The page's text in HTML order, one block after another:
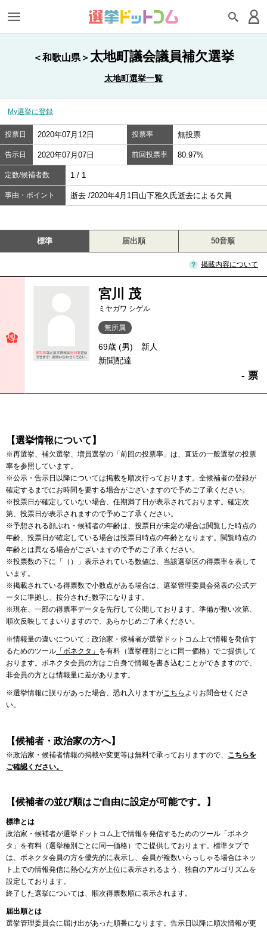
＜和歌山県＞ 太地町議会議員補欠選挙
太地町選挙一覧
My選挙に登録
投票日 2020年07月12日 投票率 無投票
告示日 2020年07月07日 前回投票率 80.97%
定数/候補者数 1 / 1
事由・ポイント 逝去 /2020年4月1日山下雅久氏逝去による欠員
標準 届出順 50音順
掲載内容について
宮川 茂
ミヤガワ シゲル
無所属
69歳 (男)
新人
新聞配達
- 票
【選挙情報について】
※再選挙、補欠選挙、増員選挙の「前回の投票率」は、直近の一般選挙の投票
率を参照しています。
※公示・告示日以降については掲載を順次行っております。全候補者の登録が
確定するまでにお時間を要する場合がございますので予めご了承ください。
※投票日が確定していない場合、任期満了日が表示されております。確定次
第、投票日が表示されますので予めご了承ください。
※予想される顔ぶれ・候補者の年齢は、投票日が未定の場合は閲覧した時点の
年齢、投票日が確定している場合は投票日時点の年齢となります。閲覧時点の
年齢とは異なる場合がございますので予めご了承ください。
※投票数の下に「（）」表示されている数値は、当該選挙区の得票率を表して
います。
※掲載されている得票数で小数点がある場合は、選挙管理委員会発表の公式デ
ータに準拠し、按分された数字になります。
※現在、一部の得票率データを先行して公開しております。準備が整い次第、
順次反映してまいりますので、あらかじめご了承ください。
※情報量の違いについて：政治家・候補者が選挙ドットコム上で情報を発信す
るためのツール 「ボネクタ」 を有料（選挙種別ごとに同一価格）でご提供して
おります。ボネクタ会員の方はご自身で情報を書き込むことができますので、
非会員の方とは情報量に差があります。
※選挙情報に誤りがあった場合、恐れ入りますがこちら よりお問合せくださ
い。
【候補者・政治家の方へ】
※政治家・候補者情報の掲載や変更等は無料で承っておりますので、 こちらを
ご確認ください。
【候補者の並び順はご自由に設定が可能です。】
標準とは
政治家・候補者が選挙ドットコム上で情報を発信するためのツール「ボネク
タ」を有料（選挙種別ごとに同一価格）でご提供しております。標準タブで
は、ボネクタ会員の方を優先的に表示し、会員が複数いらっしゃる場合はネッ
ト上での情報発信に熱心な方が上位に表示されるよう、独自のアルゴリズムを
設定しております。
終了した選挙については、順次得票数順に表示されます。
届出順とは
選挙管理委員会に届け出があった順番になります。告示日以降に順次情報が更